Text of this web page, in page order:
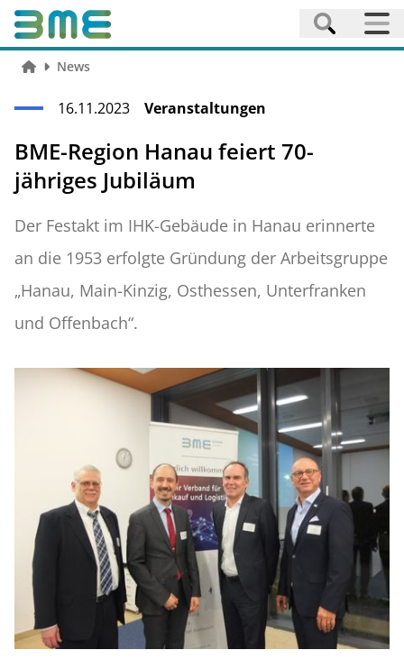
News
16.11.2023 Veranstaltungen
BME-Region Hanau feiert 70-
jähriges Jubiläum
Der Festakt im IHK-Gebäude in Hanau erinnerte
an die 1953 erfolgte Gründung der Arbeitsgruppe
„Hanau, Main-Kinzig, Osthessen, Unterfranken
und Offenbach“.